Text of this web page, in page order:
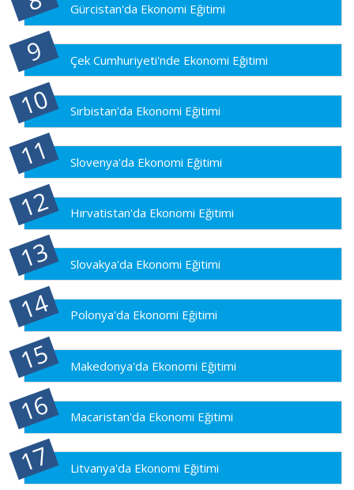
Gürcistan'da Ekonomi Eğitimi
Çek Cumhuriyeti'nde Ekonomi Eğitimi
Sırbistan'da Ekonomi Eğitimi
Slovenya'da Ekonomi Eğitimi
Hırvatistan'da Ekonomi Eğitimi
Slovakya'da Ekonomi Eğitimi
Polonya'da Ekonomi Eğitimi
Makedonya'da Ekonomi Eğitimi
Macaristan'da Ekonomi Eğitimi
Litvanya'da Ekonomi Eğitimi